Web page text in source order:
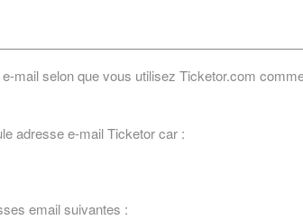
mail selon que vous utilisez Ticketor.com
adresse e-mail Ticketor car :
email suivantes :